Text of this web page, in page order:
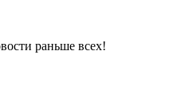
раньше всех!